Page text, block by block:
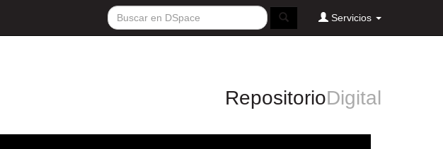
Servicios
RepositorioDigital